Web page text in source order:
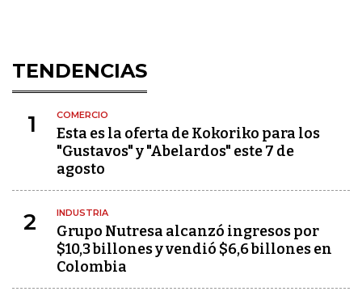
TENDENCIAS
1 COMERCIO
Esta es la oferta de Kokoriko para los
"Gustavos" y "Abelardos" este 7 de
agosto
2 INDUSTRIA
Grupo Nutresa alcanzó ingresos por
$10,3 billones y vendió $6,6 billones en
Colombia